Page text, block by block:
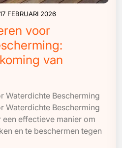
17 FEBRUARI 2026
voor
van
Waterdichte Bescherming
Waterdichte Bescherming
effectieve manier om
en te beschermen tegen